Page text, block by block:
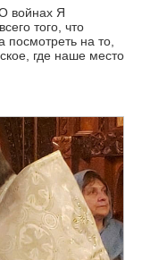
войнах Я
того, что
посмотреть на то,
где наше место